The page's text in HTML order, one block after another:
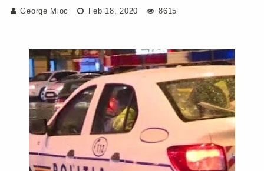
George Mioc Feb 18, 2020 8615